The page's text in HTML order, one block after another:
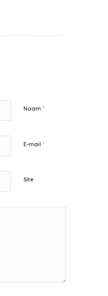
Naam *
E-mail *
Site